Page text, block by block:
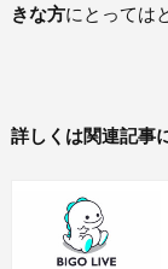
きな方にとっては
詳しくは関連記事